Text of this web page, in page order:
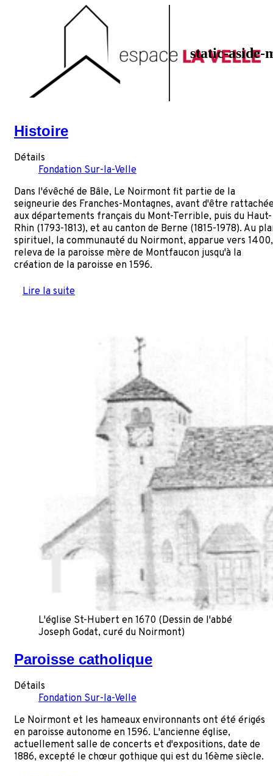
static-aside-
Histoire
Détails
Fondation Sur-la-Velle
Dans l'évêché de Bâle, Le Noirmont fit partie de la
seigneurie des Franches-Montagnes, avant d'être
aux départements français du Mont-Terrible, puis du Haut-
Rhin (1793-1813), et au canton de Berne (1815-1978). Au
spirituel, la communauté du Noirmont, apparue vers 1400,
releva de la paroisse mère de Montfaucon jusqu'à la
création de la paroisse en 1596.
Lire la suite
L'église St-Hubert en 1670 (Dessin de l'abbé
Joseph Godat, curé du Noirmont)
Paroisse catholique
Détails
Fondation Sur-la-Velle
Le Noirmont et les hameaux environnants ont été érigés
en paroisse autonome en 1596. L'ancienne église,
actuellement salle de concerts et d'expositions, date de
1886, excepté le chœur gothique qui est du 16ème siècle.